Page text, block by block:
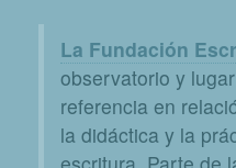
La Fundación
observatorio y
referencia en
la didáctica y la